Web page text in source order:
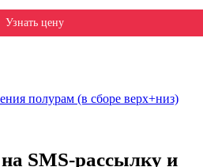
Узнать цену
полурам (в сборе верх+низ)
SMS-рассылку и